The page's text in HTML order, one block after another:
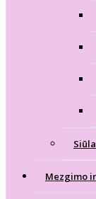
Mezgimo